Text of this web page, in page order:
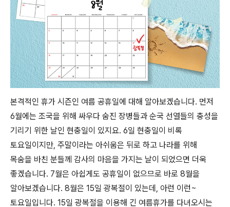
본격적인 휴가 시즌인 여름 공휴일에 대해 알아보겠습니다. 먼저
6월에는 조국을 위해 싸우다 숨진 장병들과 순국 선열들의 충성을
기리기 위한 날인 현충일이 있지요. 6일 현충일이 비록
토요일이지만, 주말이라는 아쉬움은 뒤로 하고 나라를 위해
목숨을 바친 분들께 감사의 마음을 가지는 날이 되었으면 더욱
좋겠습니다. 7월은 아쉽게도 공휴일이 없으므로 바로 8월을
알아보겠습니다. 8월은 15일 광복절이 있는데,
아런 이런~
토요일입니다. 15일 광복절을 이용해 긴 여름휴가를 다녀오시는